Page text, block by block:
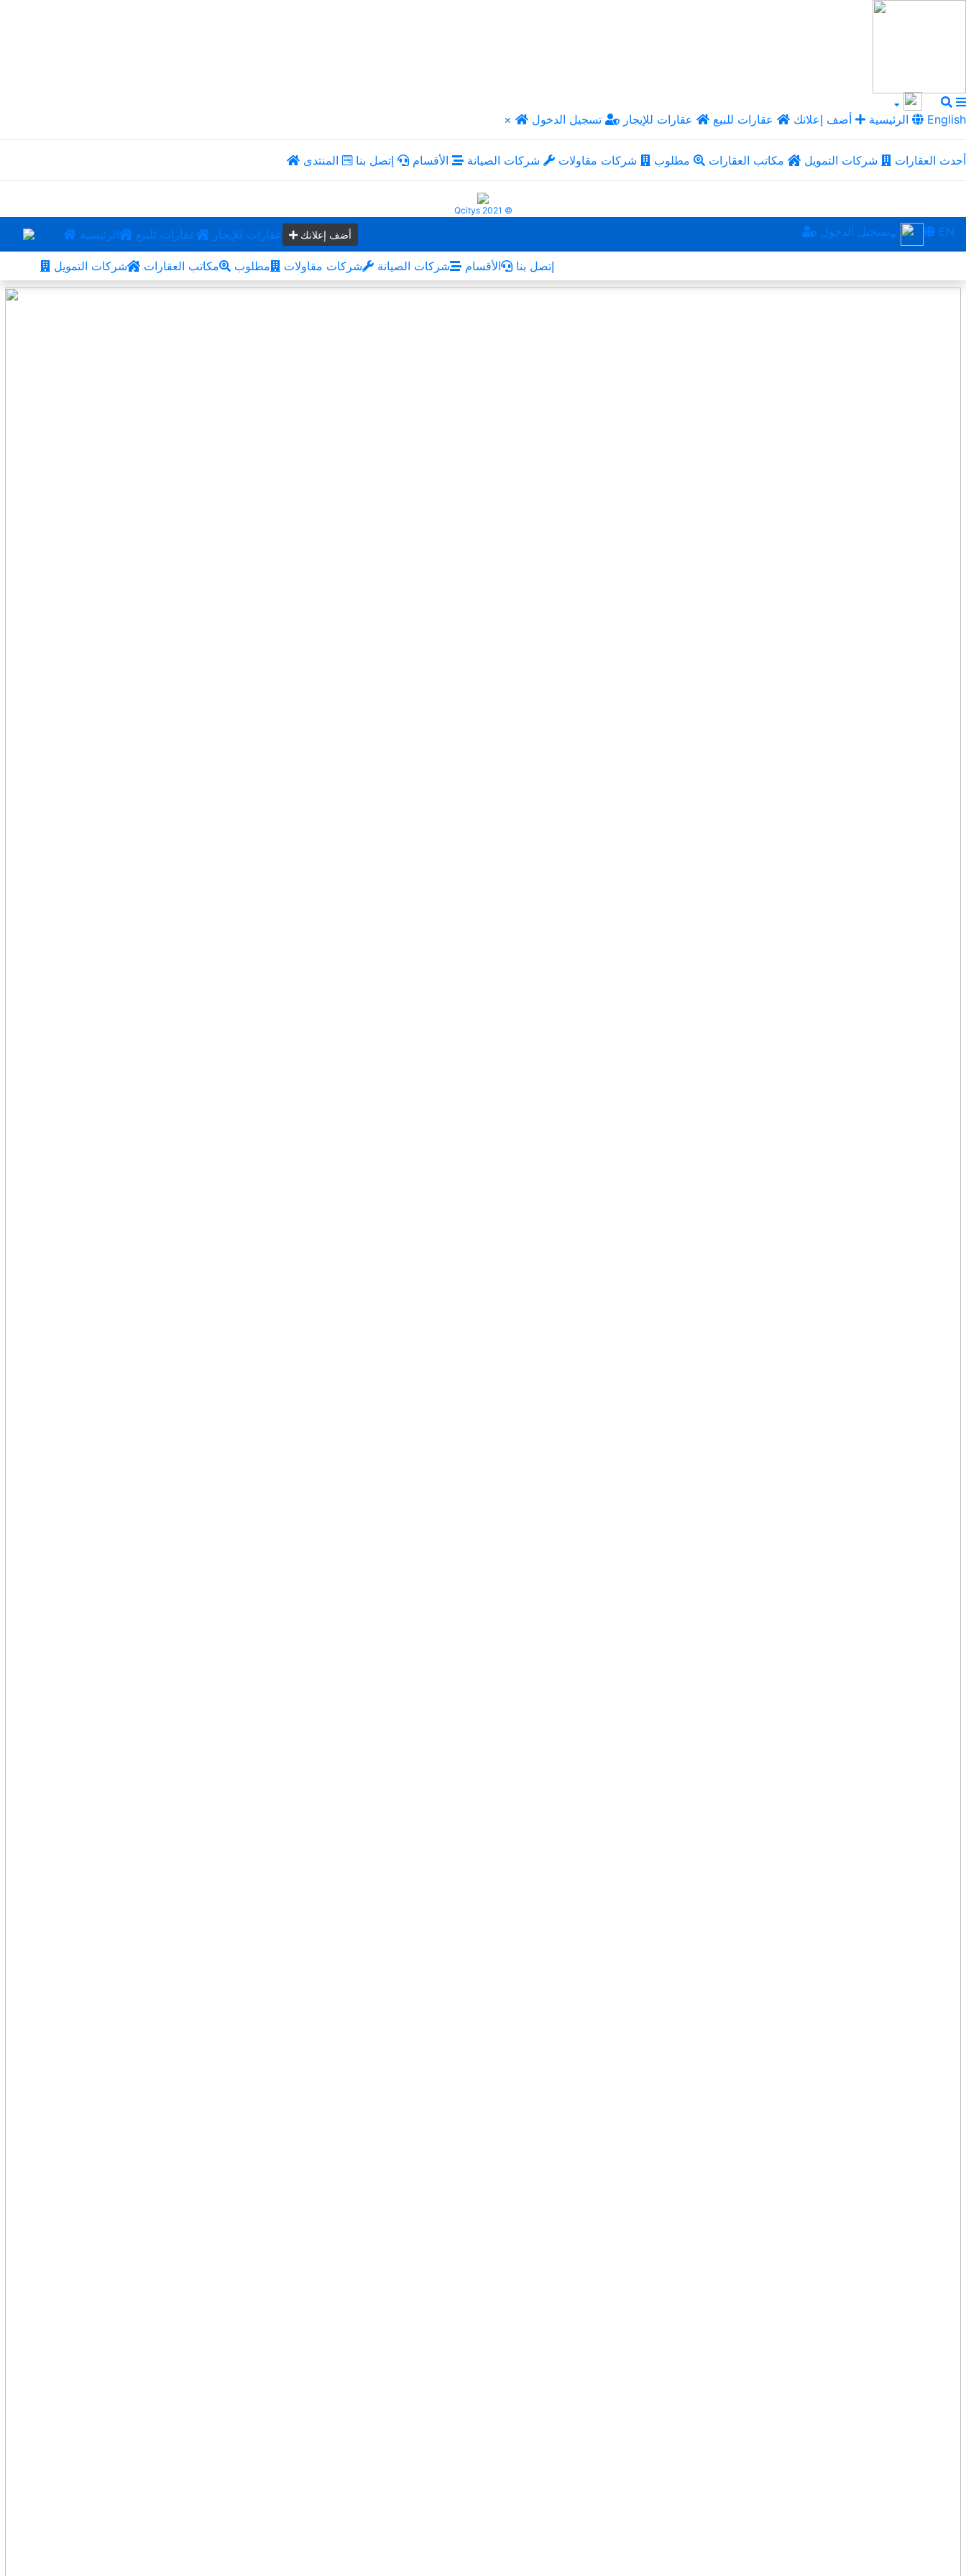
× الرئيسية أضف إعلانك عقارات للبيع عقارات للإيجار تسجيل الدخول English
أحدث العقارات شركات التمويل مكاتب العقارات مطلوب شركات مقاولات شركات الصيانة الأقسام إتصل بنا المنتدى
Qcitys 2021 ©
الرئيسية عقارات للبيع عقارات للإيجار أضف إعلانك تسجيل الدخول EN
شركات التمويل مكاتب العقارات مطلوب شركات مقاولات شركات الصيانة الأقسام إتصل بنا